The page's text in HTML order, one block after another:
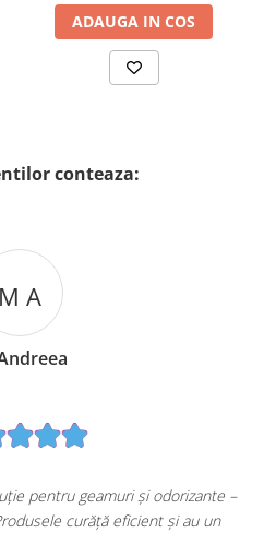
ADAUGA IN COS
conteaza:
M A
pentru geamuri și odorizante –
curăță eficient și au un